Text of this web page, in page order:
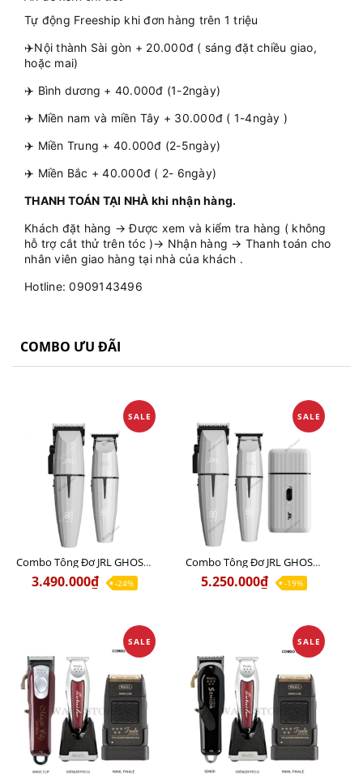
Tự động Freeship khi đơn hàng trên 1 triệu
✈️Nội thành Sài gòn + 20.000đ ( sáng đặt chiều giao,
hoặc mai)
✈️ Bình dương + 40.000đ (1-2ngày)
✈️ Miền nam và miền Tây + 30.000đ ( 1-4ngày )
✈️ Miền Trung + 40.000đ (2-5ngày)
✈️ Miền Bắc + 40.000đ ( 2- 6ngày)
THANH TOÁN TẠI NHÀ khi nhận hàng.
Khách đặt hàng → Được xem và kiểm tra hàng ( không
hỗ trợ cắt thử trên tóc )→ Nhận hàng → Thanh toán cho
nhân viên giao hàng tại nhà của khách .
Hotline: 0909143496
COMBO ƯU ĐÃI
SALE
Combo Tông Đơ JRL GHOST 1 Limited Edition Chính Hãng USA
3.490.000₫ -24%
SALE
Combo Tông Đơ JRL GHOST 2 Limited Edition Chính Hãng USA
5.250.000₫ -19%
SALE SALE